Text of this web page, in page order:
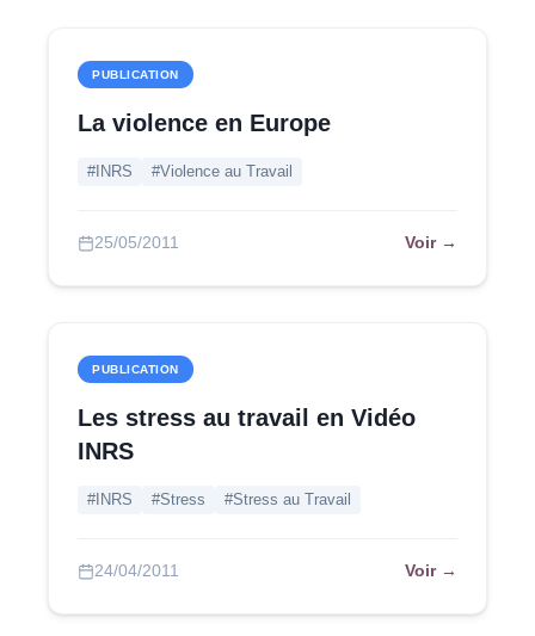
PUBLICATION
La violence en Europe
#INRS #Violence au Travail
25/05/2011 Voir →
PUBLICATION
Les stress au travail en Vidéo
INRS
#INRS #Stress #Stress au Travail
24/04/2011 Voir →